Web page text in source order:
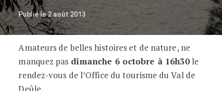
Publié le 2 août 2013
Contes et légendes au fil de l’eau
Amateurs de belles histoires et de nature, ne
manquez pas dimanche 6 octobre à 16h30 le
rendez-vous de l’Office du tourisme du Val de